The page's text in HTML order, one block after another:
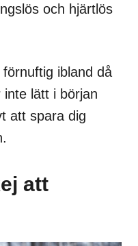
och hjärtlös
ibland då
lätt i början
att spara dig
att